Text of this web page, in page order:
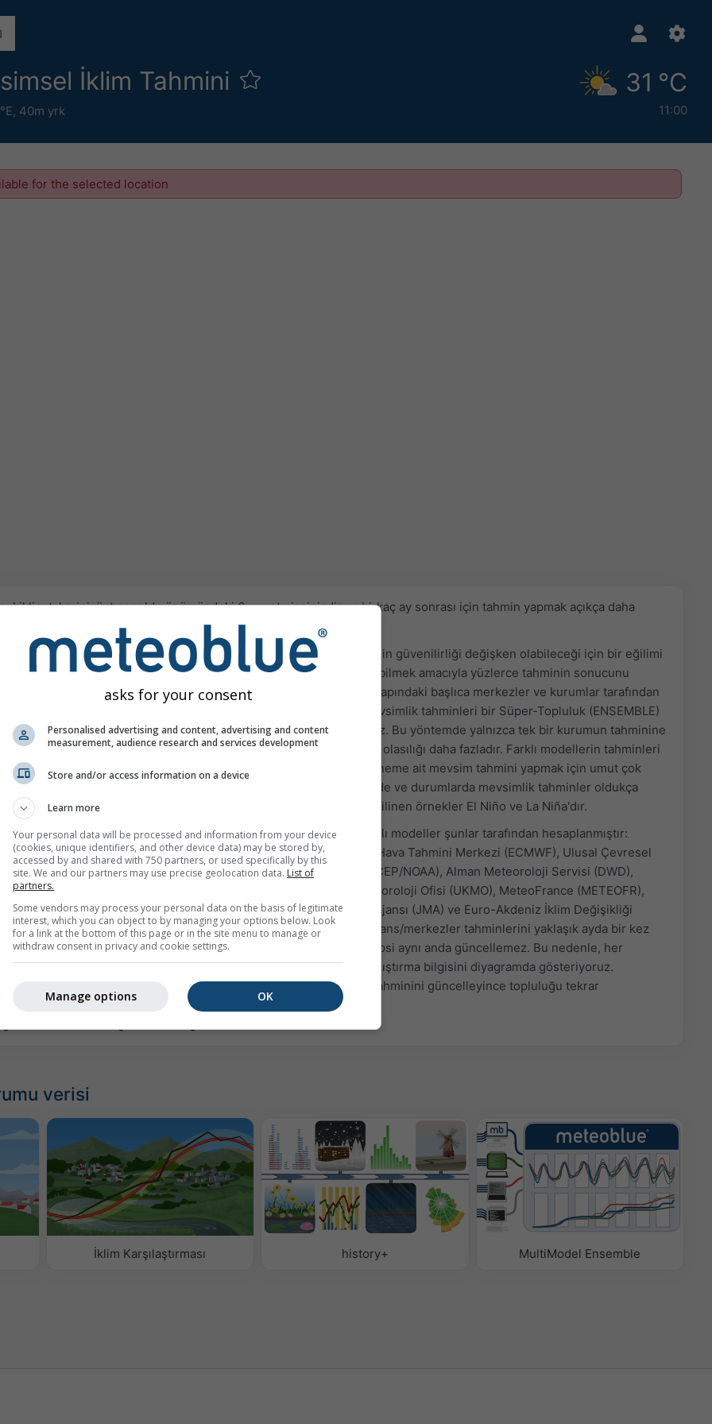
İklim Tahmini
40m yrk
31 °C
11:00
for the selected location
iklim tahmini, üst panelde önümüzdeki 6
ve yağış anomalilerini gösterir. Tahmin,
alanlar için bölgeseldir.
için ortalama değerler veya anomaliler
Anomaliler, klimatolojik ortalamadan
ve yağış anomalisi, ortalamadan
gösterir. Klimatolojik bilgi, beklenen hava
Artı 1 derece pozitif anomaliye sahip
hava sıcaklığının 1 derece daha
Daha gerçekçi bir senaryo, bazı
sıcak, bazılarının ise ortalama
günler ortalamadan daha soğuk hatta çok
pozitif anomali örneğin don olmayacağı
durumu tahmini teknik olarak
olarak iklimsel bir ortalamadan daha az
hava durumunun mezoskalada veya
büyük değişimlere tabi olması ve
hassas ölçülememesi nedeniyle,
yaklaşık 10-14 gün sonrasında
daha az güvenilir hale
etmişsinizdir ve birkaç ay sonrası için tahmin yapmak açıkça daha
Mevsimlik tahminlerin güvenilirliği değişken olabileceği için bir eğilimi
daha iyi tahmin edebilmek amacıyla yüzlerce tahminin sonucunu
sunuyoruz. Dünya çapındaki başlıca merkezler ve kurumlar tarafından
hesaplanan tüm mevsimlik tahminleri bir Süper-Topluluk (ENSEMBLE)
içinde birleştiriyoruz. Bu yöntemde yalnızca tek bir kurumun tahminine
kıyasla doğru çıkma olasılığı daha fazladır. Farklı modellerin tahminleri
birbirine zıtsa, o döneme ait mevsim tahmini yapmak için umut çok
azdır. Bazı bölgelerde ve durumlarda mevsimlik tahminler oldukça
isabetli olabilir. En bilinen örnekler El Niño ve La Niña'dır.
Burada sunulan farklı modeller şunlar tarafından hesaplanmıştır:
Avrupa Orta Vadeli Hava Tahmini Merkezi (ECMWF), Ulusal Çevresel
Tahmin Merkezi (NCEP/NOAA), Alman Meteoroloji Servisi (DWD),
Birleşik Krallık Meteoroloji Ofisi (UKMO), MeteoFrance (METEOFR),
Japon Meteoroloji Ajansı (JMA) ve Euro-Akdeniz İklim Değişikliği
Merkezi (CMCC). Ajans/merkezler tahminlerini yaklaşık ayda bir kez
günceller, ancak hepsi aynı anda güncellemez. Bu nedenle, her
merkezin tahmin çalıştırma bilgisini diyagramda gösteriyoruz.
Merkezlerden biri tahminini güncelleyince topluluğu tekrar
hesaplıyoruz.
verisi
İklim Karşılaştırması history+ MultiModel Ensemble
asks for your consent
Personalised advertising and content, advertising and content
measurement, audience research and services development
Store and/or access information on a device
Learn more
Your personal data will be processed and information from your device
(cookies, unique identifiers, and other device data) may be stored by,
accessed by and shared with 750 partners, or used specifically by this
site. We and our partners may use precise geolocation data. List of
partners.
Some vendors may process your personal data on the basis of legitimate
interest, which you can object to by managing your options below. Look
for a link at the bottom of this page or in the site menu to manage or
withdraw consent in privacy and cookie settings.
OK
Manage options